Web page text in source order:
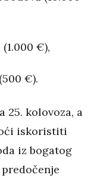
€),
€).
25. kolovoza, a
iskoristiti
iz bogatog